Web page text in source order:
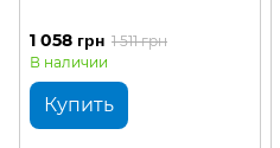
1 058 грн 1 511 грн
В наличии
Купить